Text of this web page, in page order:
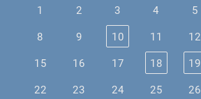
1 2 3 4 5
8
9 10 11 12
15
16 17 18 19
22
23 24 25 26